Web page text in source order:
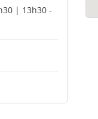
| 13h30 -